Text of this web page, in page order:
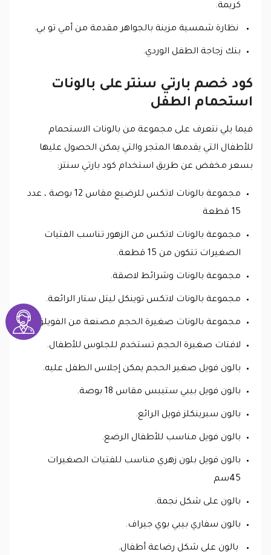
كريمة.
نظارة شمسية مزينة بالجواهر مقدمة من أمي تو بي.
بنك زجاجة الطفل الوردي.
كود خصم بارتي سنتر على بالونات
استحمام الطفل
فيما يلي نتعرف على مجموعة من بالونات الاستحمام
للأطفال التي يقدمها المتجر والتي يمكن الحصول عليها
بسعر مخفض عن طريق استخدام كود بارتي سنتر:
مجموعة بالونات لاتكس للرضيع مقاس 12 بوصة ، عدد
15 قطعة
مجموعة بالونات لاتكس من الزهور تناسب الفتيات
الصغيرات تتكون من 15 قطعة.
مجموعة بالونات وشرائط لاصقة.
مجموعة بالونات لاتكس توينكل ليتل ستار الرائعة.
مجموعة بالونات صغيرة الحجم مصنعة من الفويلق.
لافتات صغيرة الحجم تستخدم للجلوس للأطفال.
بالون فويل صغير الحجم يمكن إجلاس الطفل عليه.
بالون فويل بيبي ستيبس مقاس 18 بوصة.
بالون سبرينكلز فويل الرائع.
بالون فويل مناسب للأطفال الرضع.
بالون فويل بلون زهري مناسب للفتيات الصغيرات
45سم
بالون على شكل نجمة.
بالون سفاري بيبي بوي جيراف.
بالون على شكل رضاعة أطفال.